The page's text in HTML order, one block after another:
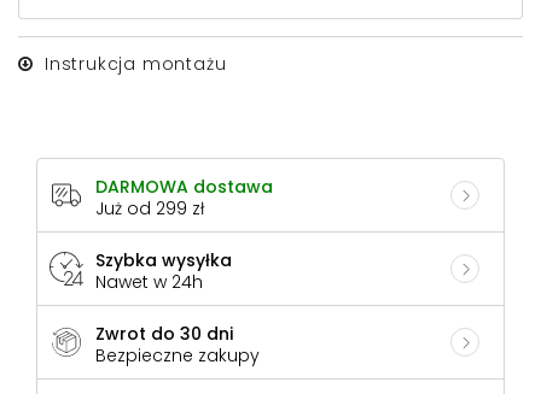
Instrukcja montażu
DARMOWA dostawa
Już od 299 zł
Szybka wysyłka
Nawet w 24h
Zwrot do 30 dni
Bezpieczne zakupy